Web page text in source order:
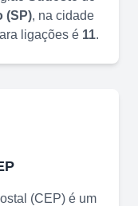
(SP), na cidade
ligações é 11.
(CEP) é um